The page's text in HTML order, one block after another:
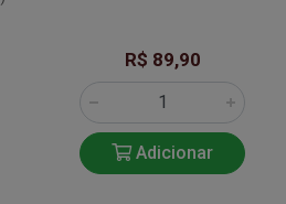
R$ 89,90
Adicionar